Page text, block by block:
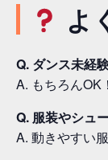
よ
Q. ダンス未経
A. もちろんOK
Q. 服装やシュ
A. 動きやすい